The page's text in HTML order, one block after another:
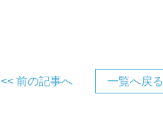
<< 前の記事へ 一覧へ戻る